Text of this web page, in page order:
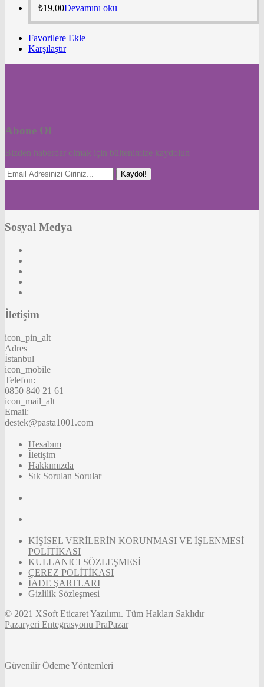
₺19,00Devamını oku
Favorilere Ekle
Karşılaştır
Abone Ol
Bizden haberdar olmak için bültenimize kaydolun
Kaydol!
Sosyal Medya
İletişim
icon_pin_alt
Adres
İstanbul
icon_mobile
Telefon:
0850 840 21 61
icon_mail_alt
Email:
destek@pasta1001.com
Hesabım
İletişim
Hakkımızda
Sık Sorulan Sorular
KİŞİSEL VERİLERİN KORUNMASI VE İŞLENMESİ
POLİTİKASI
KULLANICI SÖZLEŞMESİ
ÇEREZ POLİTİKASI
İADE ŞARTLARI
Gizlilik Sözleşmesi
© 2021 XSoft Eticaret Yazılımı. Tüm Hakları Saklıdır
Pazaryeri Entegrasyonu PraPazar
Güvenilir Ödeme Yöntemleri